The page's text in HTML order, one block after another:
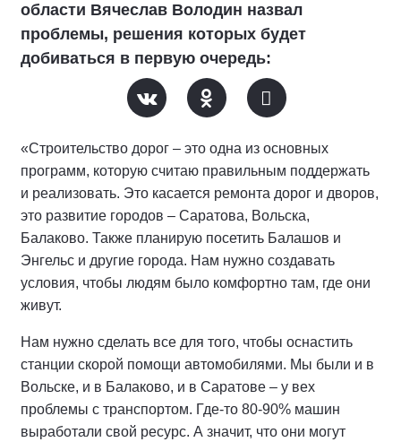
области Вячеслав Володин назвал
проблемы, решения которых будет
добиваться в первую очередь:
«Строительство дорог – это одна из основных
программ, которую считаю правильным поддержать
и реализовать. Это касается ремонта дорог и дворов,
это развитие городов – Саратова, Вольска,
Балаково. Также планирую посетить Балашов и
Энгельс и другие города. Нам нужно создавать
условия, чтобы людям было комфортно там, где они
живут.
Нам нужно сделать все для того, чтобы оснастить
станции скорой помощи автомобилями. Мы были и в
Вольске, и в Балаково, и в Саратове – у вех
проблемы с транспортом. Где-то 80-90% машин
выработали свой ресурс. А значит, что они могут